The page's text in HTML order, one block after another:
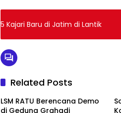
5 Kajari Baru di Jatim di Lantik
Related Posts
LSM RATU Berencana Demo
di Gedung Grahadi